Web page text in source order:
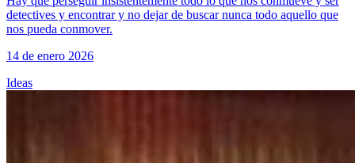
detectives y encontrar y no dejar de buscar nunca todo aquello que
nos pueda conmover.
14 de enero 2026
Ideas